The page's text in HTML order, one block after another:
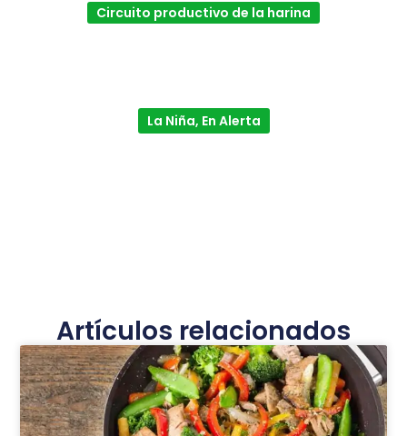
Circuito productivo de la harina
La Niña, En Alerta
Artículos relacionados